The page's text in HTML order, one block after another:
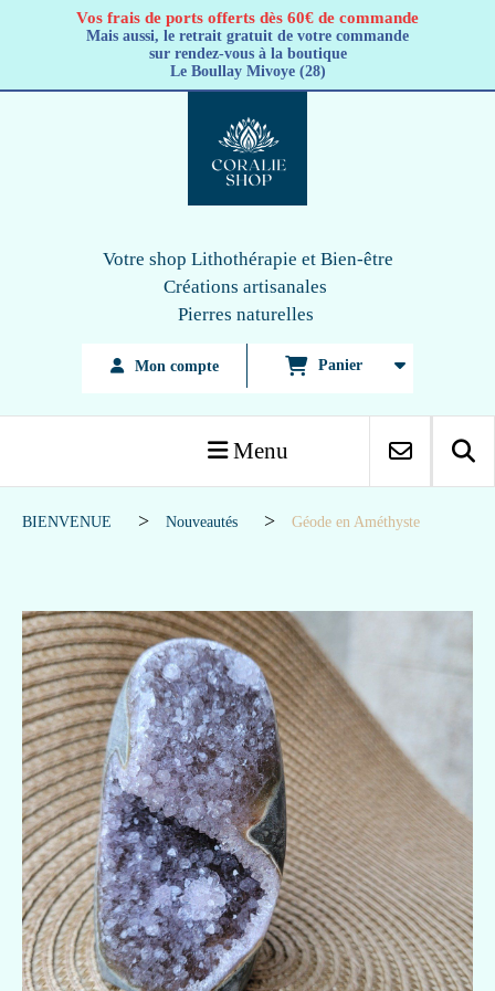
Vos frais de ports offerts dès 60€ de commande
Mais aussi, le retrait gratuit de votre commande
sur rendez-vous à la boutique
Le Boullay Mivoye (28)
Votre shop Lithothérapie et Bien-être
Créations artisanales
Pierres naturelles
Mon compte Panier
Menu
BIENVENUE Nouveautés Géode en Améthyste
Panneau de gestion des cookies